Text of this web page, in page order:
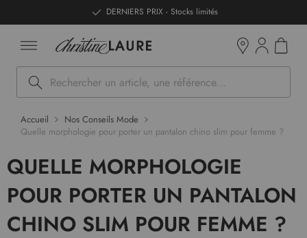
DERNIERS PRIX - Stocks limités
Rechercher
Accueil
Nos Conseils Mode
Quelle morphologie pour porter un pantalon chino slim pour femme ?
QUELLE MORPHOLOGIE
POUR PORTER UN PANTALON
CHINO SLIM POUR FEMME ?